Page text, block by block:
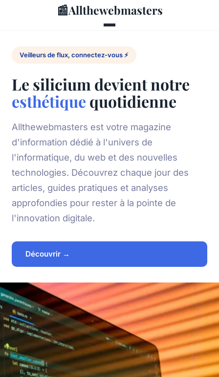
📰Allthewebmasters
Veilleurs de flux, connectez-vous ⚡
Le silicium devient notre
esthétique quotidienne
Allthewebmasters est votre magazine
d'information dédié à l'univers de
l'informatique, du web et des nouvelles
technologies. Découvrez chaque jour des
articles, guides pratiques et analyses
approfondies pour rester à la pointe de
l'innovation digitale.
Découvrir →